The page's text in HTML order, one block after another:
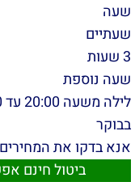
שעה
שעתיים
3 שעות
שעה נוספת
בבוקר
אנא בדקו את
ביטול חינם